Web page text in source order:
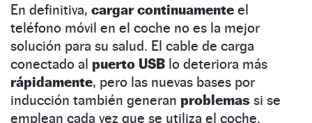
En definitiva, cargar continuamente el
teléfono móvil en el coche no es la mejor
solución para su salud. El cable de carga
conectado al puerto USB lo deteriora más
rápidamente, pero las nuevas bases por
inducción también generan problemas si se
emplean cada vez que se utiliza el coche.